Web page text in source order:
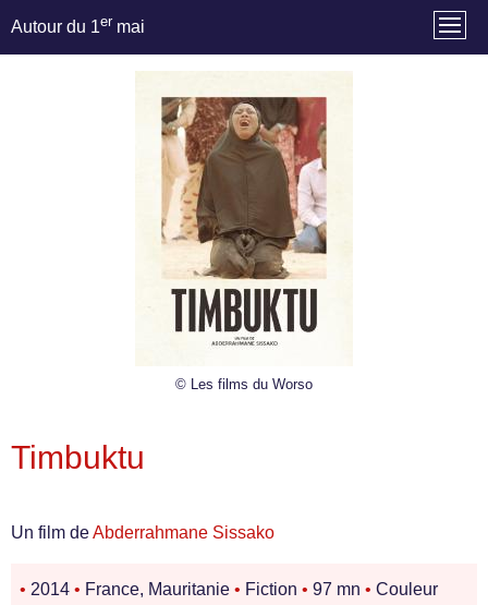
Autour du 1er mai
© Les films du Worso
Timbuktu
Un film deAbderrahmane Sissako
• 2014 • France, Mauritanie • Fiction • 97 mn • Couleur